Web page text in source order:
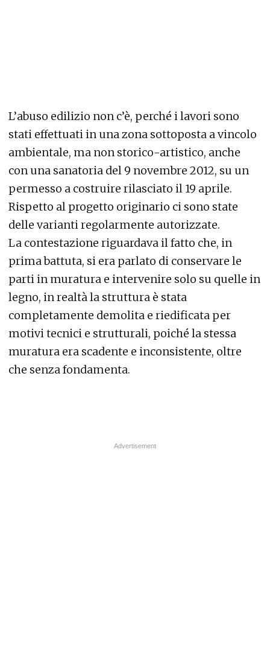
L’abuso edilizio non c’è, perché i lavori sono
stati effettuati in una zona sottoposta a vincolo
ambientale, ma non storico-artistico, anche
con una sanatoria del 9 novembre 2012, su un
permesso a costruire rilasciato il 19 aprile.
Rispetto al progetto originario ci sono state
delle varianti regolarmente autorizzate.
La contestazione riguardava il fatto che, in
prima battuta, si era parlato di conservare le
parti in muratura e intervenire solo su quelle in
legno, in realtà la struttura è stata
completamente demolita e riedificata per
motivi tecnici e strutturali, poiché la stessa
muratura era scadente e inconsistente, oltre
che senza fondamenta.